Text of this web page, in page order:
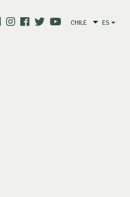
CHILE ES